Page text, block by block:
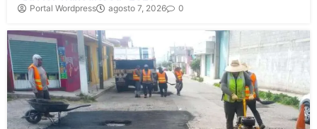
Portal Wordpress agosto 7, 2026 0